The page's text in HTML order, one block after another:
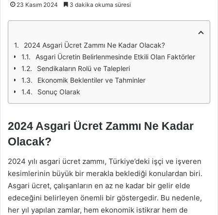
23 Kasım 2024 3 dakika okuma süresi
2024 Asgari Ücret Zammı Ne Kadar Olacak?
Asgari Ücretin Belirlenmesinde Etkili Olan Faktörler
Sendikaların Rolü ve Talepleri
Ekonomik Beklentiler ve Tahminler
Sonuç Olarak
2024 Asgari Ücret Zammı Ne Kadar
Olacak?
2024 yılı asgari ücret zammı, Türkiye’deki işçi ve işveren
kesimlerinin büyük bir merakla beklediği konulardan biri.
Asgari ücret, çalışanların en az ne kadar bir gelir elde
edeceğini belirleyen önemli bir göstergedir. Bu nedenle,
her yıl yapılan zamlar, hem ekonomik istikrar hem de